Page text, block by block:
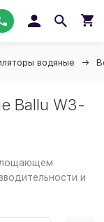
водяные
Ballu W3-
и